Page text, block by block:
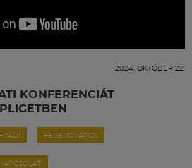
2024. OKTÓBER 22.
KONFERENCIÁT
FRADI FERENCVÁROS